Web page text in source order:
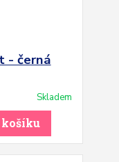
- černá
Skladem